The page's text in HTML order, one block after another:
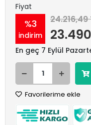
Fiyat
%3
indirim
24.216,49
En geç 7 Eylül
Favorilerime ekle